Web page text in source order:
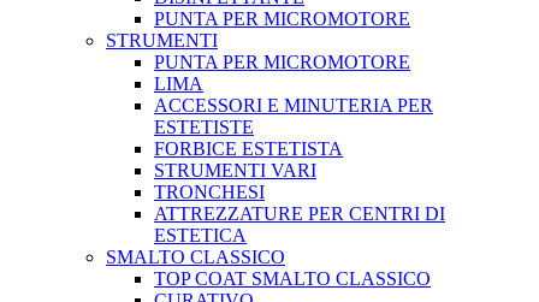
PUNTA PER MICROMOTORE
STRUMENTI
PUNTA PER MICROMOTORE
LIMA
ACCESSORI E MINUTERIA PER
ESTETISTE
FORBICE ESTETISTA
STRUMENTI VARI
TRONCHESI
ATTREZZATURE PER CENTRI DI
ESTETICA
SMALTO CLASSICO
TOP COAT SMALTO CLASSICO